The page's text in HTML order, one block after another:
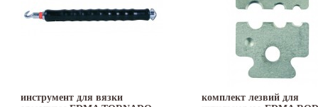
инструмент для вязки
комплект лезвий для